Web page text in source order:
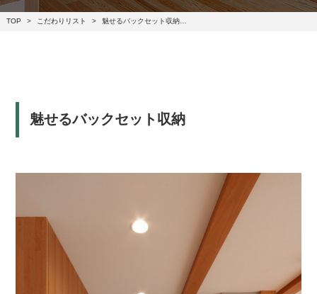
TOP こだわりリスト 魅せるバックセット収納…
魅せるバックセット収納